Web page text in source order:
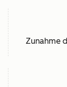
Zunahme